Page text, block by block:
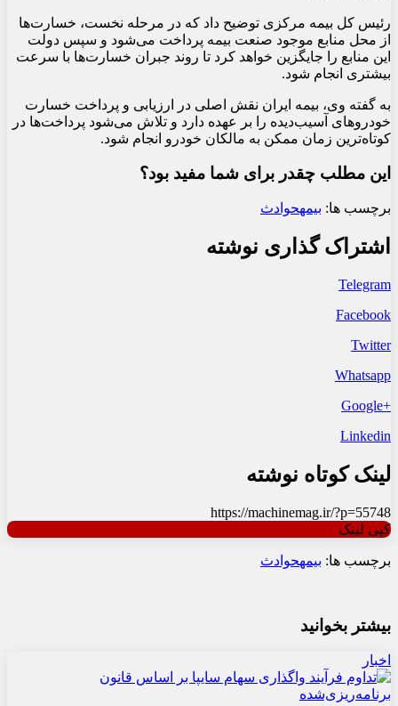
رئیس کل بیمه مرکزی توضیح داد که در مرحله نخست، خسارت‌ها
از محل منابع موجود صنعت بیمه پرداخت می‌شود و سپس دولت
این منابع را جایگزین خواهد کرد تا روند جبران خسارت‌ها با سرعت
بیشتری انجام شود.
به گفته وی، بیمه ایران نقش اصلی در ارزیابی و پرداخت خسارت
خودروهای آسیب‌دیده را بر عهده دارد و تلاش می‌شود پرداخت‌ها در
کوتاه‌ترین زمان ممکن به مالکان خودرو انجام شود.
این مطلب چقدر برای شما مفید بود؟
برچسب ها: بیمهحوادث
اشتراک گذاری نوشته
Telegram
Facebook
Twitter
Whatsapp
+Google
Linkedin
لینک کوتاه نوشته
https://machinemag.ir/?p=55748
کپی لینک
برچسب ها: بیمهحوادث
بیشتر بخوانید
اخبار